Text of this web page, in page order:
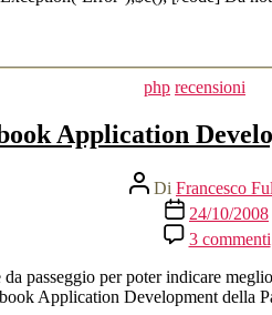
Categorie
php recensioni
Application
Autore
articolo
Di Francesco
Data
dell'articolo
24/10/2008
3 commenti
passeggio per poter indicare
Application Development della